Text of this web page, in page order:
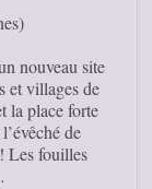
nouveau site
et villages de
la place forte
de
Les fouilles